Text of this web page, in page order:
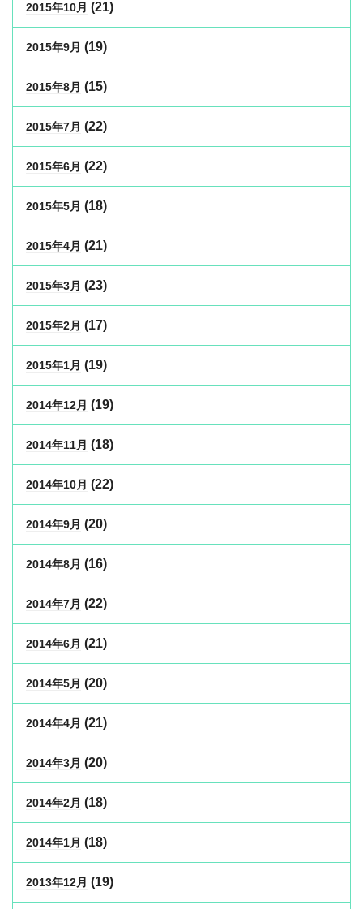
2015年10月 (21)
2015年9月 (19)
2015年8月 (15)
2015年7月 (22)
2015年6月 (22)
2015年5月 (18)
2015年4月 (21)
2015年3月 (23)
2015年2月 (17)
2015年1月 (19)
2014年12月 (19)
2014年11月 (18)
2014年10月 (22)
2014年9月 (20)
2014年8月 (16)
2014年7月 (22)
2014年6月 (21)
2014年5月 (20)
2014年4月 (21)
2014年3月 (20)
2014年2月 (18)
2014年1月 (18)
2013年12月 (19)